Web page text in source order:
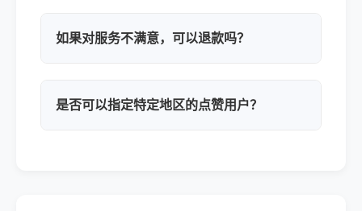
如果对服务不满意，可以退款吗？
是否可以指定特定地区的点赞用户？